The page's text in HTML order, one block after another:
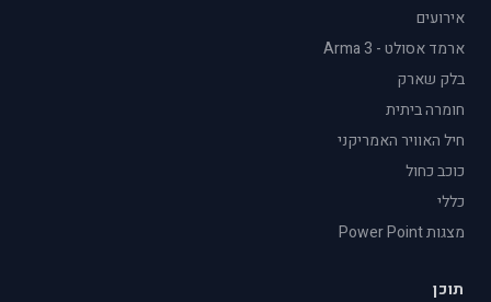
אירועים
ארמד אסולט - Arma 3
בלק שארק
חומרה ביתית
חיל האוויר האמריקני
כוכב כחול
כללי
מצגות Power Point
תוכן